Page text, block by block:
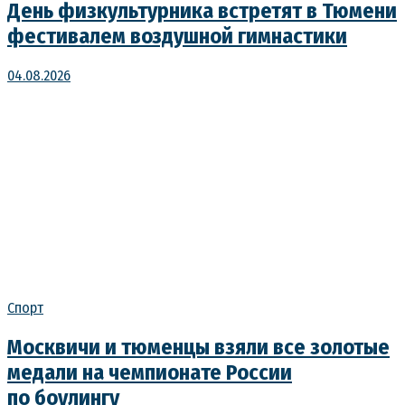
День физкультурника встретят в Тюмени
фестивалем воздушной гимнастики
04.08.2026
Спорт
Москвичи и тюменцы взяли все золотые
медали на чемпионате России
по боулингу